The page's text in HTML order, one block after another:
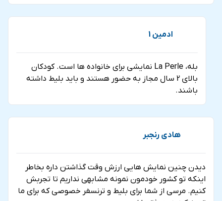
تصاویر نمایش لاپرله
ادمین 1
بله، La Perle نمایشی برای خانواده ها است. کودکان
بالای 2 سال مجاز به حضور هستند و باید بلیط داشته
باشند.
هادی رنجبر
دیدن چنین نمایش هایی ارزش وقت گذاشتن داره بخاطر
اینکه تو کشور خودمون نمونه مشابهی نداریم تا تجربش
کنیم. مرسی از شما برای بلیط و ترنسفر خصوصی که برای ما